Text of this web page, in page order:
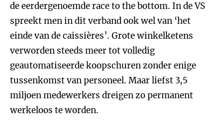
de eerdergenoemde race to the bottom. In de VS
spreekt men in dit verband ook wel van ‘het
einde van de caissières’. Grote winkelketens
verworden steeds meer tot volledig
geautomatiseerde koopschuren zonder enige
tussenkomst van personeel. Maar liefst 3,5
miljoen medewerkers dreigen zo permanent
werkeloos te worden.